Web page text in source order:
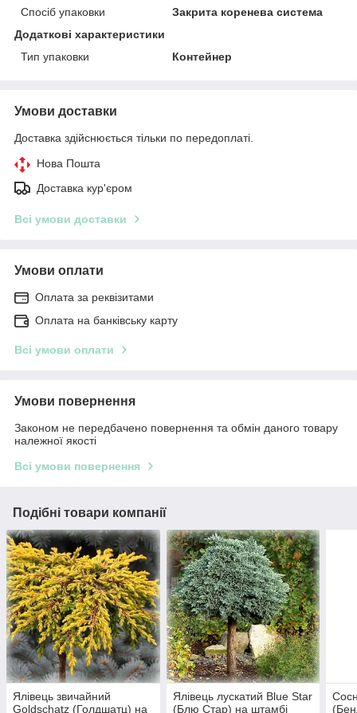
Спосіб упаковки
Закрита коренева система
Додаткові характеристики
Тип упаковки
Контейнер
Умови доставки
Доставка здійснюється тільки по передоплаті.
Нова Пошта
Доставка кур'єром
Всі умови доставки
Умови оплати
Оплата за реквізитами
Оплата на банківську карту
Всі умови оплати
Умови повернення
Законом не передбачено повернення та обмін даного товару
належної якості
Всі умови повернення
Подібні товари компанії
Ялівець звичайний
Goldschatz (Голдшатц) на
Ялівець лускатий Blue Star
(Блю Стар) на штамбі